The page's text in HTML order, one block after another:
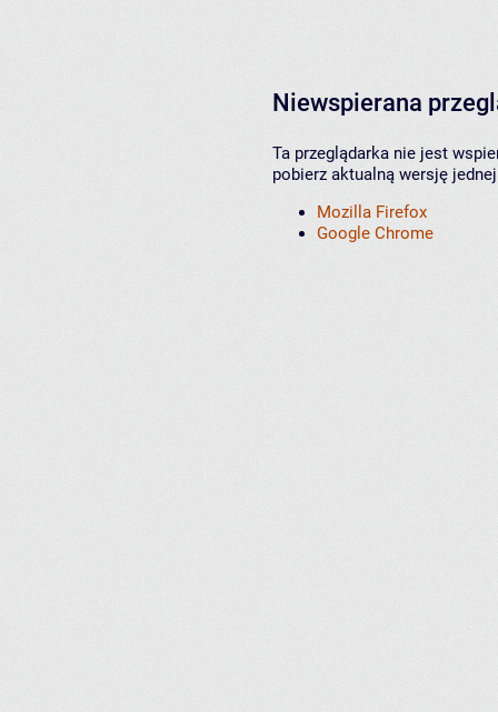
Niewspierana
Ta przeglądarka nie jest
pobierz aktualną wersję
Mozilla Firefox
Google Chrome